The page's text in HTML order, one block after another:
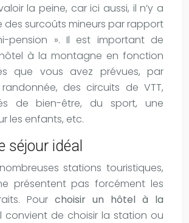
la peine, car ici aussi, il n’y a
des surcoûts mineurs par rapport
pension ». Il est important de
à la montagne en fonction
que vous avez prévues, par
des circuits de VTT,
de bien-être, du sport, une
les enfants, etc.
séjour idéal
stations touristiques,
présentent pas forcément les
Pour choisir un hôtel à la
convient de choisir la station ou